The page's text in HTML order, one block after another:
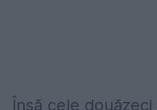
Însă cele